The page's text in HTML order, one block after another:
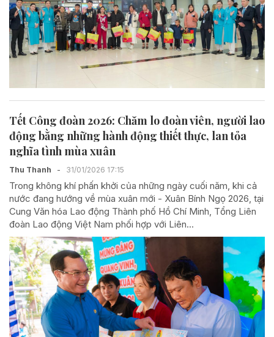
Tết Công đoàn 2026: Chăm lo đoàn viên, người lao
động bằng những hành động thiết thực, lan tỏa
nghĩa tình mùa xuân
Thu Thanh - 31/01/2026 17:15
Trong không khí phấn khởi của những ngày cuối năm, khi cả
nước đang hướng về mùa xuân mới - Xuân Bính Ngọ 2026, tại
Cung Văn hóa Lao động Thành phố Hồ Chí Minh, Tổng Liên
đoàn Lao động Việt Nam phối hợp với Liên...